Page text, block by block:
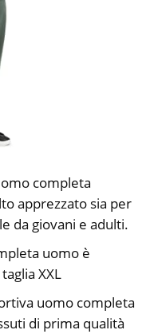
completa
apprezzato sia per
da giovani e adulti.
uomo è
XXL
uomo completa
di prima qualità